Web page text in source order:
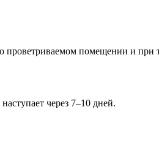
помещении и при
через 7–10 дней.